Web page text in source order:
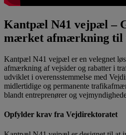
Kantpæl N41 vejpæl –
mærket afmærkning til
Kantpæl N41 vejpæl er en velegnet
afmærkning af vejsider og rabatter i
udviklet i overensstemmelse med
midlertidige og permanente
blandt entreprenører og
Opfylder krav fra Vejdirektoratet